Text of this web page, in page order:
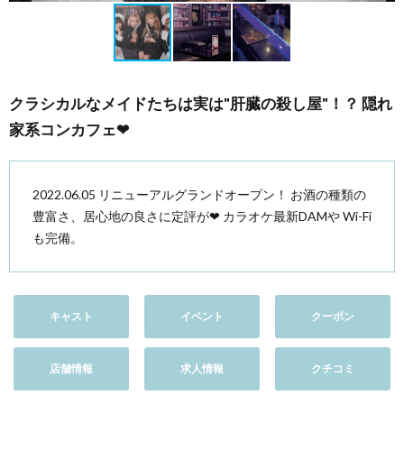
クラシカルなメイドたちは実は"肝臓の殺し屋"！？ 隠れ
家系コンカフェ❤︎
2022.06.05 リニューアルグランドオープン！ お酒の種類の
豊富さ、居心地の良さに定評が❤︎ カラオケ最新DAMや Wi-Fi
も完備。
キャスト イベント クーポン
店舗情報 求人情報 クチコミ